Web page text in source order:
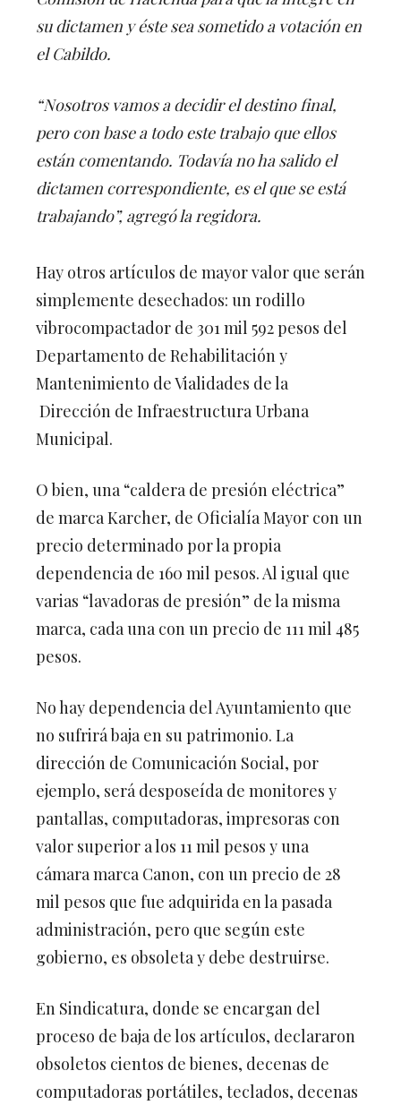
su dictamen y éste sea sometido a votación en
el Cabildo.
“Nosotros vamos a decidir el destino final,
pero con base a todo este trabajo que ellos
están comentando. Todavía no ha salido el
dictamen correspondiente, es el que se está
trabajando”, agregó la regidora.
Hay otros artículos de mayor valor que serán
simplemente desechados: un rodillo
vibrocompactador de 301 mil 592 pesos del
Departamento de Rehabilitación y
Mantenimiento de Vialidades de la
Dirección de Infraestructura Urbana
Municipal.
O bien, una “caldera de presión eléctrica”
de marca Karcher, de Oficialía Mayor con un
precio determinado por la propia
dependencia de 160 mil pesos. Al igual que
varias “lavadoras de presión” de la misma
marca, cada una con un precio de 111 mil 485
pesos.
No hay dependencia del Ayuntamiento que
no sufrirá baja en su patrimonio. La
dirección de Comunicación Social, por
ejemplo, será desposeída de monitores y
pantallas, computadoras, impresoras con
valor superior a los 11 mil pesos y una
cámara marca Canon, con un precio de 28
mil pesos que fue adquirida en la pasada
administración, pero que según este
gobierno, es obsoleta y debe destruirse.
En Sindicatura, donde se encargan del
proceso de baja de los artículos, declararon
obsoletos cientos de bienes, decenas de
computadoras portátiles, teclados, decenas